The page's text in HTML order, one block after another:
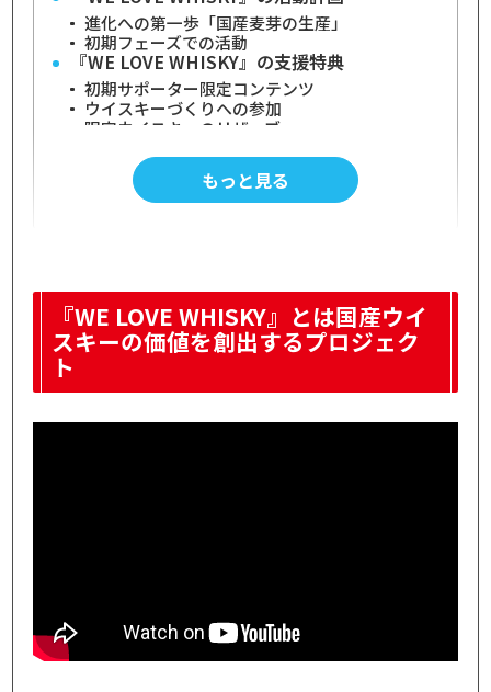
進化への第一歩「国産麦芽の生産」
初期フェーズでの活動
『WE LOVE WHISKY』の支援特典
初期サポーター限定コンテンツ
ウイスキーづくりへの参加
限定ウイスキーのリザーブ
「トータルサポート企業」 への変革
12月マンスリー企画の結果発表
『WE LOVE WHISKY』のイベント
えて
プロジェクトオーナー・有明産業について
オーク材へのこだわり
ラブスキートークンの買い方
もっと見る
『WE LOVE WHISKY』とは国産ウイ
スキーの価値を創出するプロジェク
ト